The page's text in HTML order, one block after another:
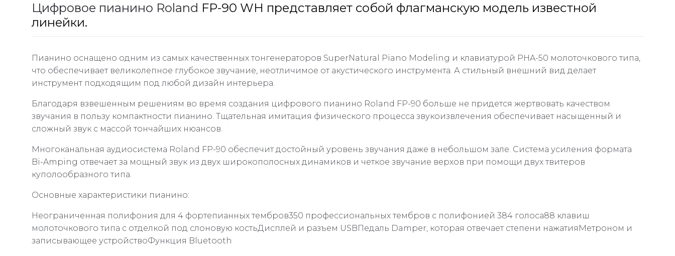
Цифровое пианино Roland FP-90 WH представляет собой флагманскую модель известной
линейки.
Пианино оснащено одним из самых качественных тонгенераторов SuperNatural Piano Modeling и клавиатурой PHA-50 молоточкового типа,
что обеспечивает великолепное глубокое звучание, неотличимое от акустического инструмента. А стильный внешний вид делает
инструмент подходящим под любой дизайн интерьера.
Благодаря взвешенным решениям во время создания цифрового пианино Roland FP-90 больше не придется жертвовать качеством
звучания в пользу компактности пианино. Тщательная имитация физического процесса звукоизвлечения обеспечивает насыщенный и
сложный звук с массой тончайших нюансов.
Многоканальная аудиосистема Roland FP-90 обеспечит достойный уровень звучания даже в небольшом зале. Система усиления формата
Bi-Amping отвечает за мощный звук из двух широкополосных динамиков и четкое звучание верхов при помощи двух твитеров
куполообразного типа.
Основные характеристики пианино:
Неограниченная полифония для 4 фортепианных тембров350 профессиональных тембров с полифонией 384 голоса88 клавиш
молоточкового типа с отделкой под слоновую костьДисплей и разъем USBПедаль Damper, которая отвечает степени нажатияМетроном и
записывающее устройствоФункция Bluetooth